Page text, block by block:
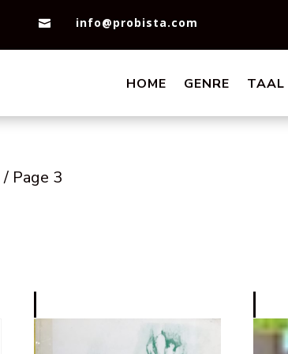
 info@probista.com
HOME GENRE TAAL
/ Page 3